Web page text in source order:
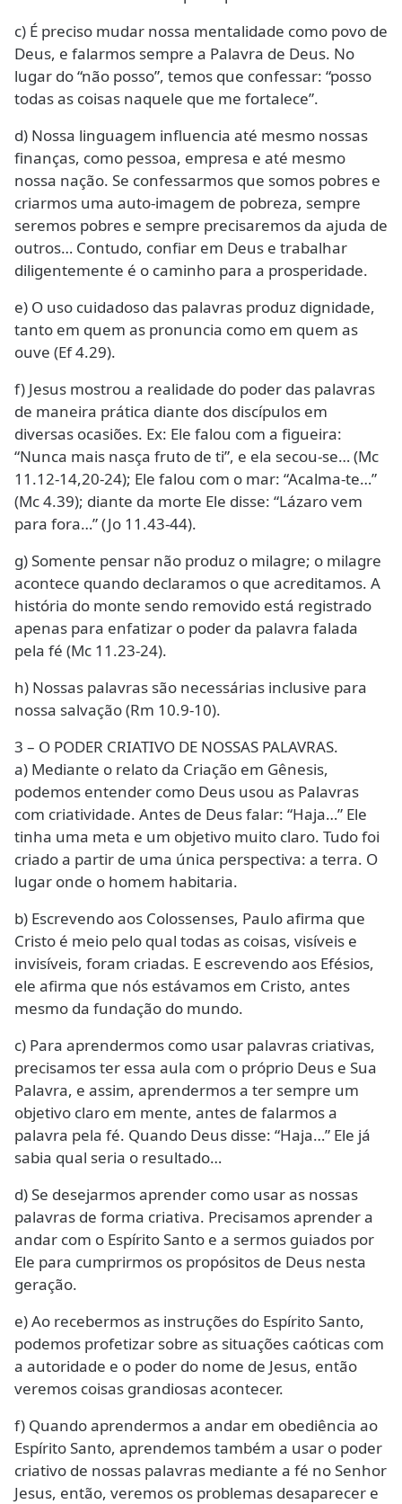
c) É preciso mudar nossa mentalidade como povo de
Deus, e falarmos sempre a Palavra de Deus. No
lugar do “não posso”, temos que confessar: “posso
todas as coisas naquele que me fortalece”.
d) Nossa linguagem influencia até mesmo nossas
finanças, como pessoa, empresa e até mesmo
nossa nação. Se confessarmos que somos pobres e
criarmos uma auto-imagem de pobreza, sempre
seremos pobres e sempre precisaremos da ajuda de
outros… Contudo, confiar em Deus e trabalhar
diligentemente é o caminho para a prosperidade.
e) O uso cuidadoso das palavras produz dignidade,
tanto em quem as pronuncia como em quem as
ouve (Ef 4.29).
f) Jesus mostrou a realidade do poder das palavras
de maneira prática diante dos discípulos em
diversas ocasiões. Ex: Ele falou com a figueira:
“Nunca mais nasça fruto de ti”, e ela secou-se… (Mc
11.12-14,20-24); Ele falou com o mar: “Acalma-te…”
(Mc 4.39); diante da morte Ele disse: “Lázaro vem
para fora…” (Jo 11.43-44).
g) Somente pensar não produz o milagre; o milagre
acontece quando declaramos o que acreditamos. A
história do monte sendo removido está registrado
apenas para enfatizar o poder da palavra falada
pela fé (Mc 11.23-24).
h) Nossas palavras são necessárias inclusive para
nossa salvação (Rm 10.9-10).
3 – O PODER CRIATIVO DE NOSSAS PALAVRAS.
a) Mediante o relato da Criação em Gênesis,
podemos entender como Deus usou as Palavras
com criatividade. Antes de Deus falar: “Haja…” Ele
tinha uma meta e um objetivo muito claro. Tudo foi
criado a partir de uma única perspectiva: a terra. O
lugar onde o homem habitaria.
b) Escrevendo aos Colossenses, Paulo afirma que
Cristo é meio pelo qual todas as coisas, visíveis e
invisíveis, foram criadas. E escrevendo aos Efésios,
ele afirma que nós estávamos em Cristo, antes
mesmo da fundação do mundo.
c) Para aprendermos como usar palavras criativas,
precisamos ter essa aula com o próprio Deus e Sua
Palavra, e assim, aprendermos a ter sempre um
objetivo claro em mente, antes de falarmos a
palavra pela fé. Quando Deus disse: “Haja…” Ele já
sabia qual seria o resultado…
d) Se desejarmos aprender como usar as nossas
palavras de forma criativa. Precisamos aprender a
andar com o Espírito Santo e a sermos guiados por
Ele para cumprirmos os propósitos de Deus nesta
geração.
e) Ao recebermos as instruções do Espírito Santo,
podemos profetizar sobre as situações caóticas com
a autoridade e o poder do nome de Jesus, então
veremos coisas grandiosas acontecer.
f) Quando aprendermos a andar em obediência ao
Espírito Santo, aprendemos também a usar o poder
criativo de nossas palavras mediante a fé no Senhor
Jesus, então, veremos os problemas desaparecer e